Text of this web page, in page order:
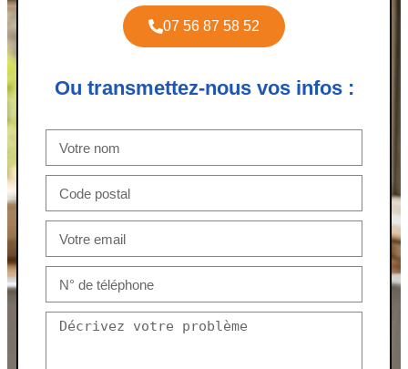
07 56 87 58 52
Ou transmettez-nous vos infos :